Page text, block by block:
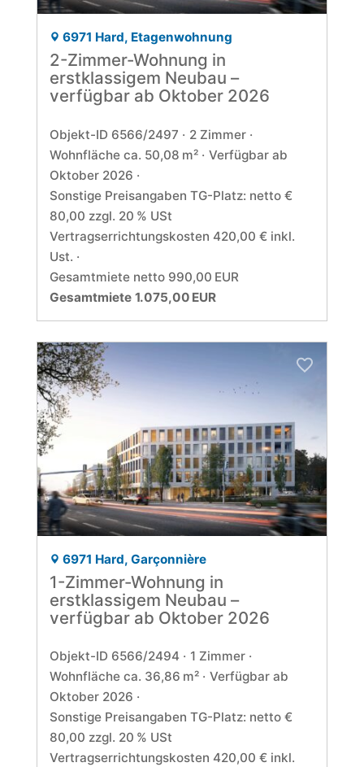
6971 Hard, Etagenwohnung
2-Zimmer-Wohnung in
erstklassigem Neubau –
verfügbar ab Oktober 2026
Objekt-ID 6566/2497
2 Zimmer
Wohnfläche ca. 50,08 m²
Verfügbar ab
Oktober 2026
Sonstige Preisangaben TG-Platz: netto €
80,00 zzgl. 20 % USt
Vertragserrichtungskosten 420,00 € inkl.
Ust.
Gesamtmiete netto 990,00 EUR
Gesamtmiete 1.075,00 EUR
6971 Hard, Garçonnière
1-Zimmer-Wohnung in
erstklassigem Neubau –
verfügbar ab Oktober 2026
Objekt-ID 6566/2494
1 Zimmer
Wohnfläche ca. 36,86 m²
Verfügbar ab
Oktober 2026
Sonstige Preisangaben TG-Platz: netto €
80,00 zzgl. 20 % USt
Vertragserrichtungskosten 420,00 € inkl.